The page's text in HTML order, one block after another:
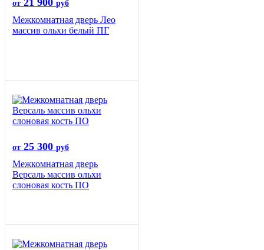
от 21 900 руб
Межкомнатная дверь Лео
массив ольхи белый ПГ
от 25 300 руб
Межкомнатная дверь
Версаль массив ольхи
слоновая кость ПО